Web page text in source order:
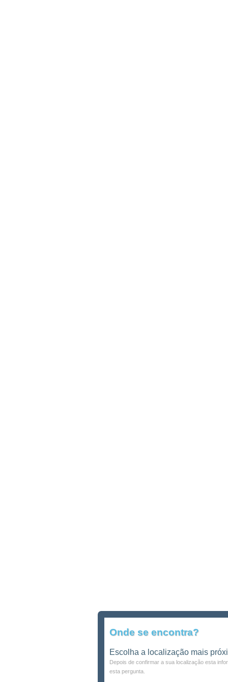
Onde se encontra?
Escolha a localização mais
Depois de confirmar a sua localização esta
esta pergunta.